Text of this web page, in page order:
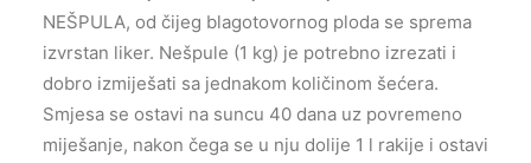
NEŠPULA, od čijeg blagotovornog ploda se sprema
izvrstan liker. Nešpule (1 kg) je potrebno izrezati i
dobro izmiješati sa jednakom količinom šećera.
Smjesa se ostavi na suncu 40 dana uz povremeno
miješanje, nakon čega se u nju dolije 1 l rakije i ostavi